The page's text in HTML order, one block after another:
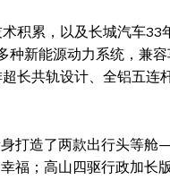
积累，以及长城汽车33
种新能源动力系统，兼
长共轨设计、全铝五连
打造了两款出行头等
福；高山四驱行政加长